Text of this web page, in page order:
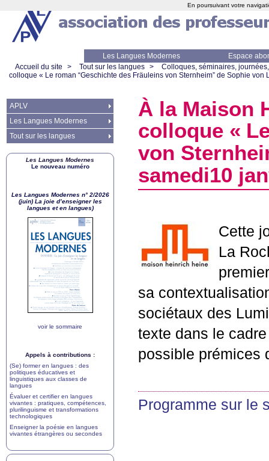
Les Langues Modernes
Espace
Accueil du site
> Tout sur les langues >
Colloques, séminaires,
colloque « Le roman “Geschichte des Fräuleins von Sternheim” de Sophie von
À la Maison
colloque «
von
samedi10
Cette
La
sa
sociétaux des
texte dans le
possible prémices
Programme sur le
APLV
Les Langues Modernes
Tout sur les langues
Les Langues Modernes
Le nouveau numéro
Les Langues Modernes n° 2/2026
(juin) La joie d’enseigner les
langues et en langues)
voir le sommaire
Appels à contributions :
(Se) former en langues : des
politiques éducatives et
linguistiques aux classes de
langues
Évaluer et certifier en langues
vivantes : pratiques, compétences,
plurilinguisme et transformations
technologiques
Enseigner la poésie en langues
vivantes étrangères ou secondes
En poursuivant votre